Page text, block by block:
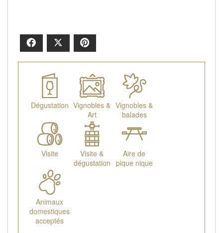
Facebook
Dégustation Vignobles &
Art
Vignobles &
balades
Visite
Visite &
dégustation
Aire de
pique nique
Animaux
domestiques
acceptés